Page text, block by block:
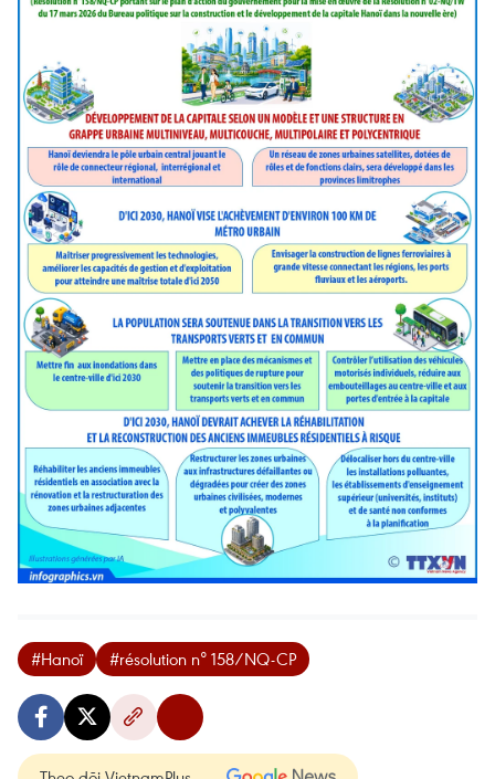
#Hanoï #résolution n° 158/NQ-CP